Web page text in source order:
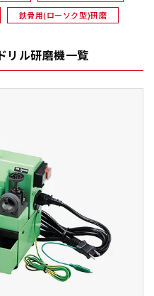
鉄骨用(ローソク型)研磨
リル研磨機一覧